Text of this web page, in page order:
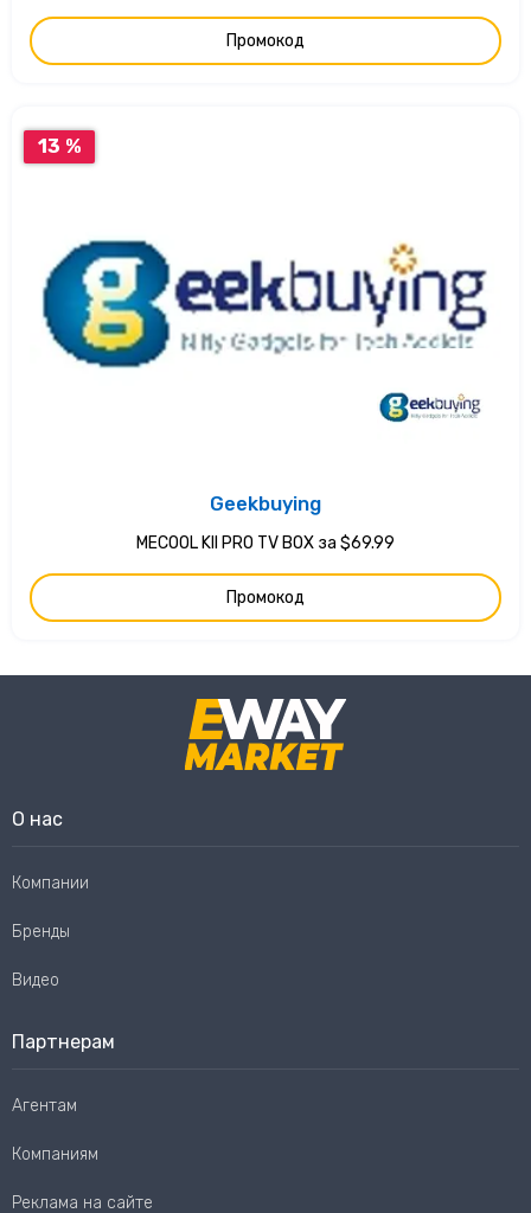
Промокод
13 %
Geekbuying
MECOOL KII PRO TV BOX за $69.99
Промокод
О нас
Компании
Бренды
Видео
Партнерам
Агентам
Компаниям
Реклама на сайте